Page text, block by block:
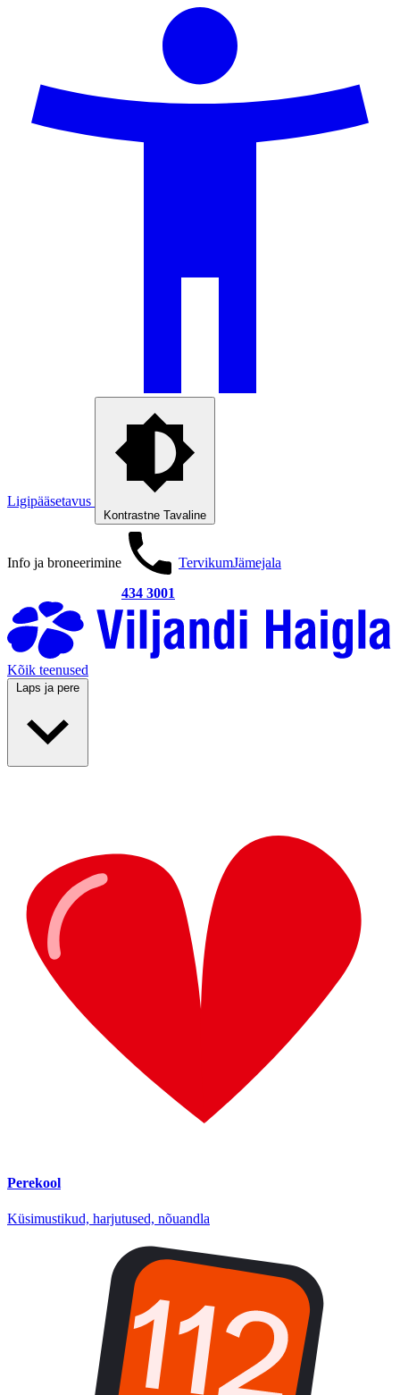
Ligipääsetavus
Kontrastne Tavaline
Info ja broneerimine
434 3001
TervikumJämejala
Kõik teenused
Laps ja pere
Perekool
Küsimustikud, harjutused, nõuandla